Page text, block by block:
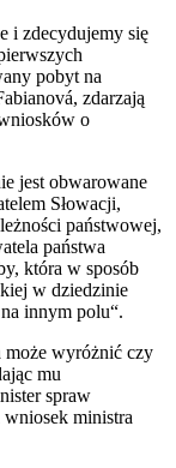
i zdecydujemy się
pobyt na
zdarzają
o
jest obwarowane
Słowacji,
państwowej,
państwa
która w sposób
w dziedzinie
innym polu“.
może wyróżnić czy
mu
spraw
ministra